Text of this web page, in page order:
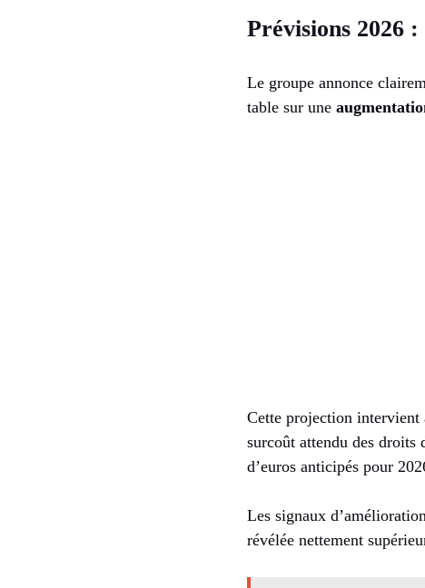
Prévisions 2026
Le groupe annonce
table sur une
Cette projection intervient
surcoût attendu des droits
d’euros anticipés pour
Les signaux
révélée nettement